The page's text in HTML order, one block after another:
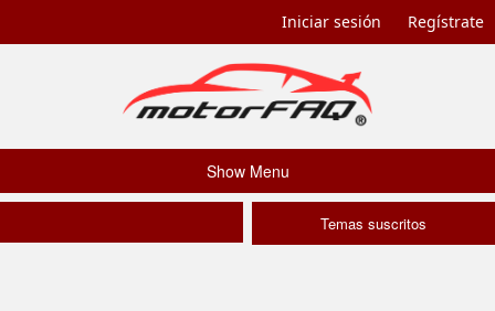
Iniciar sesión Regístrate
Show Menu
Temas suscritos